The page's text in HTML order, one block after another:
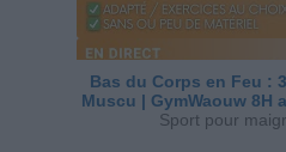
Bas du Corps en Feu :
Muscu | GymWaouw 8H
Sport pour